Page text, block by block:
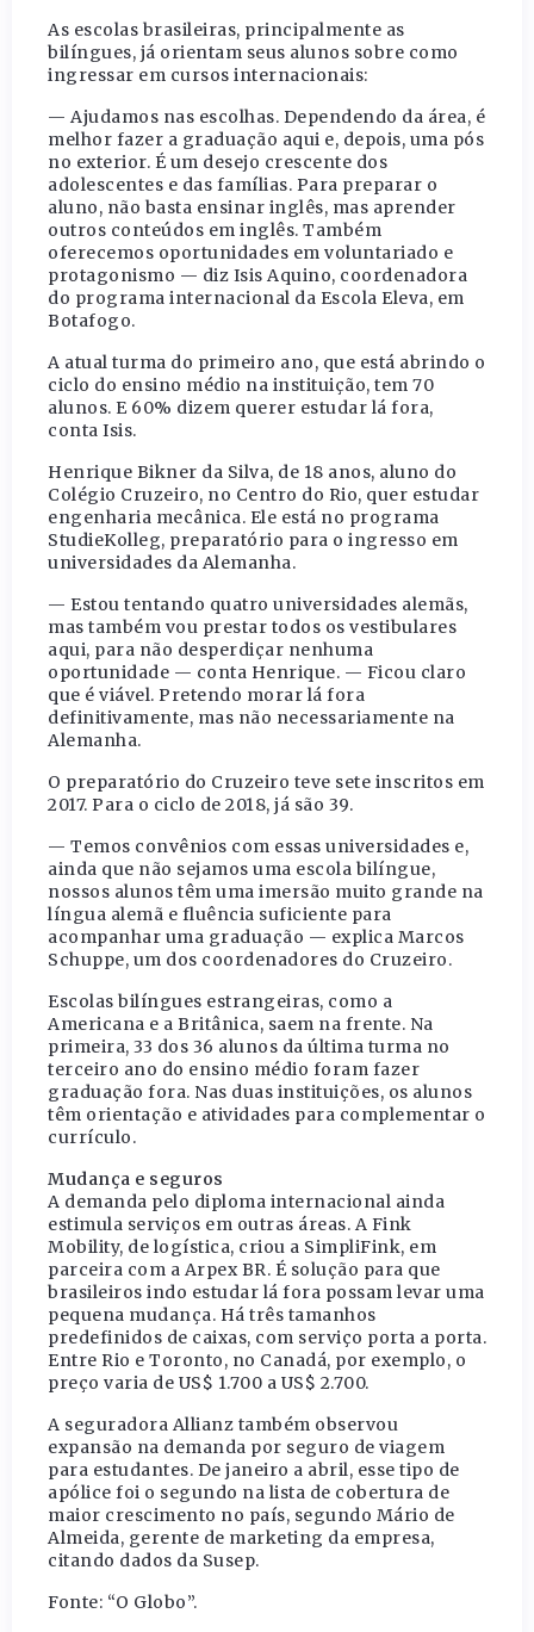
As escolas brasileiras, principalmente as
bilíngues, já orientam seus alunos sobre como
ingressar em cursos internacionais:
— Ajudamos nas escolhas. Dependendo da área, é
melhor fazer a graduação aqui e, depois, uma pós
no exterior. É um desejo crescente dos
adolescentes e das famílias. Para preparar o
aluno, não basta ensinar inglês, mas aprender
outros conteúdos em inglês. Também
oferecemos oportunidades em voluntariado e
protagonismo — diz Isis Aquino, coordenadora
do programa internacional da Escola Eleva, em
Botafogo.
A atual turma do primeiro ano, que está abrindo o
ciclo do ensino médio na instituição, tem 70
alunos. E 60% dizem querer estudar lá fora,
conta Isis.
Henrique Bikner da Silva, de 18 anos, aluno do
Colégio Cruzeiro, no Centro do Rio, quer estudar
engenharia mecânica. Ele está no programa
StudieKolleg, preparatório para o ingresso em
universidades da Alemanha.
— Estou tentando quatro universidades alemãs,
mas também vou prestar todos os vestibulares
aqui, para não desperdiçar nenhuma
oportunidade — conta Henrique. — Ficou claro
que é viável. Pretendo morar lá fora
definitivamente, mas não necessariamente na
Alemanha.
O preparatório do Cruzeiro teve sete inscritos em
2017. Para o ciclo de 2018, já são 39.
— Temos convênios com essas universidades e,
ainda que não sejamos uma escola bilíngue,
nossos alunos têm uma imersão muito grande na
língua alemã e fluência suficiente para
acompanhar uma graduação — explica Marcos
Schuppe, um dos coordenadores do Cruzeiro.
Escolas bilíngues estrangeiras, como a
Americana e a Britânica, saem na frente. Na
primeira, 33 dos 36 alunos da última turma no
terceiro ano do ensino médio foram fazer
graduação fora. Nas duas instituições, os alunos
têm orientação e atividades para complementar o
currículo.
Mudança e seguros
A demanda pelo diploma internacional ainda
estimula serviços em outras áreas. A Fink
Mobility, de logística, criou a SimpliFink, em
parceira com a Arpex BR. É solução para que
brasileiros indo estudar lá fora possam levar uma
pequena mudança. Há três tamanhos
predefinidos de caixas, com serviço porta a porta.
Entre Rio e Toronto, no Canadá, por exemplo, o
preço varia de US$ 1.700 a US$ 2.700.
A seguradora Allianz também observou
expansão na demanda por seguro de viagem
para estudantes. De janeiro a abril, esse tipo de
apólice foi o segundo na lista de cobertura de
maior crescimento no país, segundo Mário de
Almeida, gerente de marketing da empresa,
citando dados da Susep.
Fonte: “O Globo”.